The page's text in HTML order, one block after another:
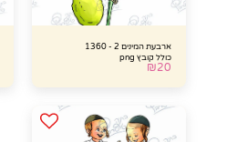
ארבעת המינים 2 - 1360
כולל קובץ png
₪20